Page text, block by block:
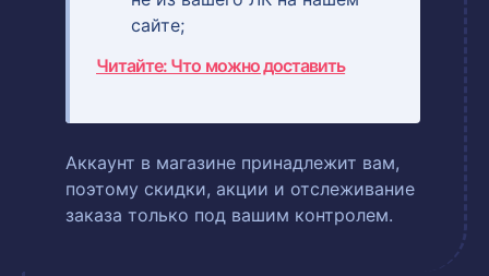
сайте;
Читайте: Что можно доставить
Аккаунт в магазине принадлежит вам,
поэтому скидки, акции и отслеживание
заказа только под вашим контролем.